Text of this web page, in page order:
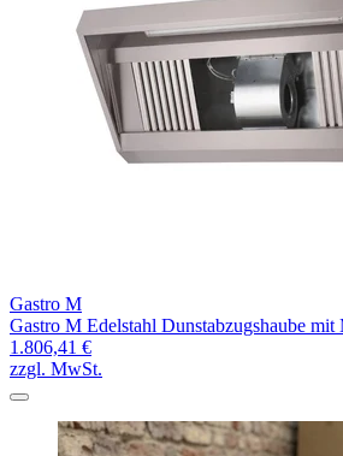
Gastro M
Gastro M Edelstahl Dunstabzugshaube
1.806,41 €
zzgl. MwSt.